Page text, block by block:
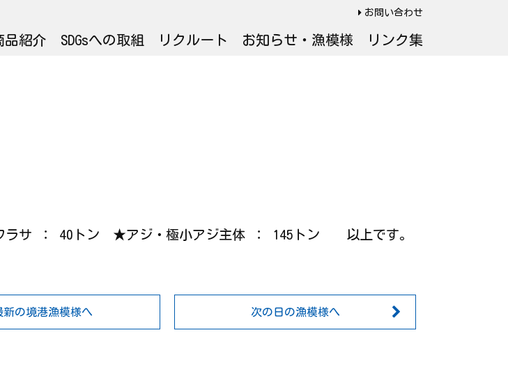
お問い合わせ
品紹介 SDGsへの取組 リクルート お知らせ・漁模様 リンク集
ラサ ： 40トン ★アジ・極小アジ主体 ： 145トン 以上です。
新の境港漁模様へ 次の日の漁模様へ